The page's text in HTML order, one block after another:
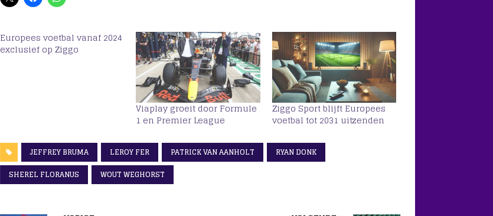
Europees voetbal vanaf 2024
exclusief op Ziggo
Viaplay groeit door Formule
1 en Premier League
Ziggo Sport blijft Europees
voetbal tot 2031 uitzenden
JEFFREY BRUMA LEROY FER PATRICK VAN AANHOLT
RYAN DONK
SHEREL FLORANUS
WOUT WEGHORST